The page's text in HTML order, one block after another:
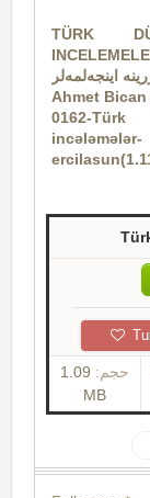
TÜRK
اینجه‌لمه‌لر
Ahmet
0162-
حجم: 1.09
MB